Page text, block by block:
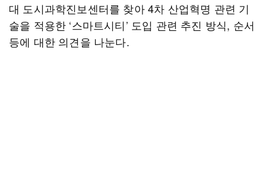
대 도시과학진보센터를 찾아 4차 산업혁명 관련 기
술을 적용한 ‘스마트시티’ 도입 관련 추진 방식, 순서
등에 대한 의견을 나눈다.